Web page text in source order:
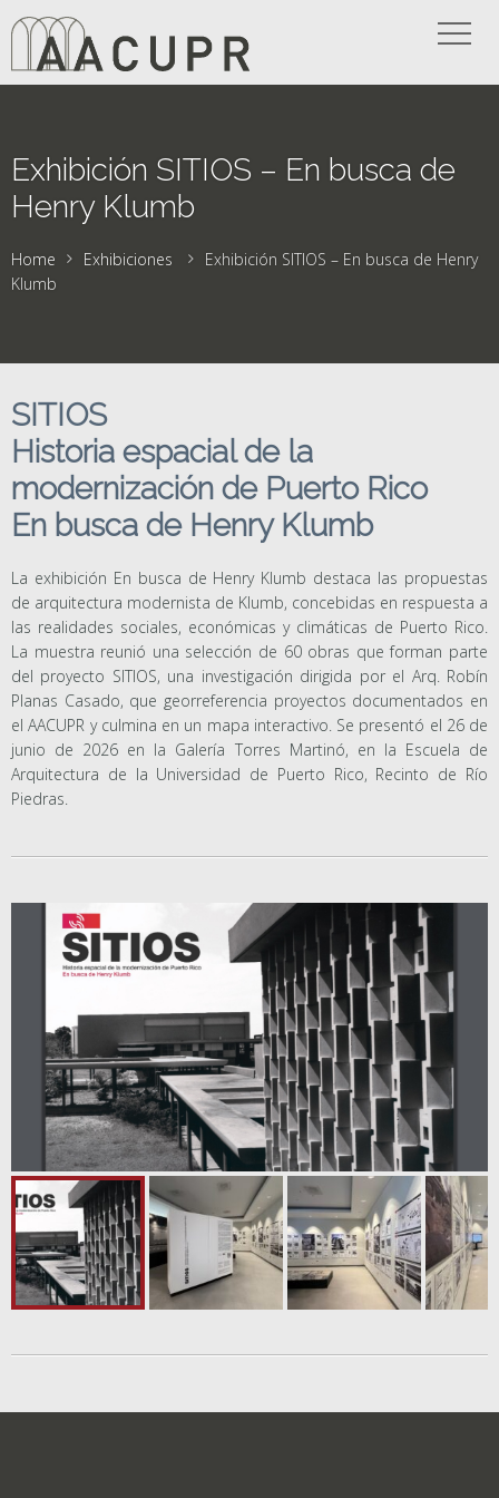
Exhibición SITIOS – En busca de
Henry Klumb
Home Exhibiciones
Exhibición SITIOS – En busca de Henry
Klumb
SITIOS
Historia espacial de la
modernización de Puerto Rico
En busca de Henry Klumb
La exhibición En busca de Henry Klumb destaca las propuestas
de arquitectura modernista de Klumb, concebidas en respuesta a
las realidades sociales, económicas y climáticas de Puerto Rico.
La muestra reunió una selección de 60 obras que forman parte
del proyecto SITIOS, una investigación dirigida por el Arq. Robín
Planas Casado, que georreferencia proyectos documentados en
el AACUPR y culmina en un mapa interactivo. Se presentó el 26 de
junio de 2026 en la Galería Torres Martinó, en la Escuela de
Arquitectura de la Universidad de Puerto Rico, Recinto de Río
Piedras.